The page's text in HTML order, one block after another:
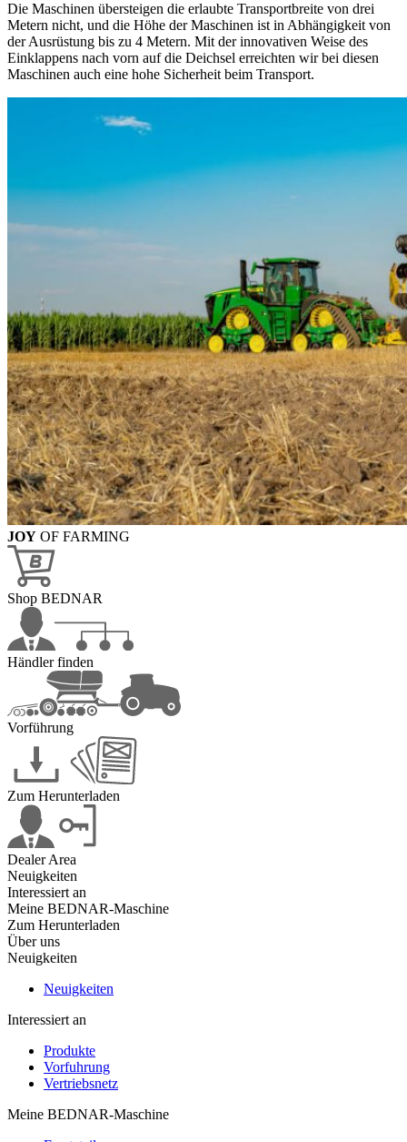
Die Maschinen übersteigen die erlaubte Transportbreite von drei
Metern nicht, und die Höhe der Maschinen ist in Abhängigkeit von
der Ausrüstung bis zu 4 Metern. Mit der innovativen Weise des
Einklappens nach vorn auf die Deichsel erreichten wir bei diesen
Maschinen auch eine hohe Sicherheit beim Transport.
JOY OF FARMING
Shop BEDNAR
Händler finden
Vorführung
Zum Herunterladen
Dealer Area
Neuigkeiten
Interessiert an
Meine BEDNAR-Maschine
Zum Herunterladen
Über uns
Neuigkeiten
Neuigkeiten
Interessiert an
Produkte
Vorfuhrung
Vertriebsnetz
Meine BEDNAR-Maschine